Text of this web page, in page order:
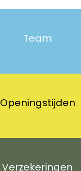
Team
Openingstijden
Verzekeringen